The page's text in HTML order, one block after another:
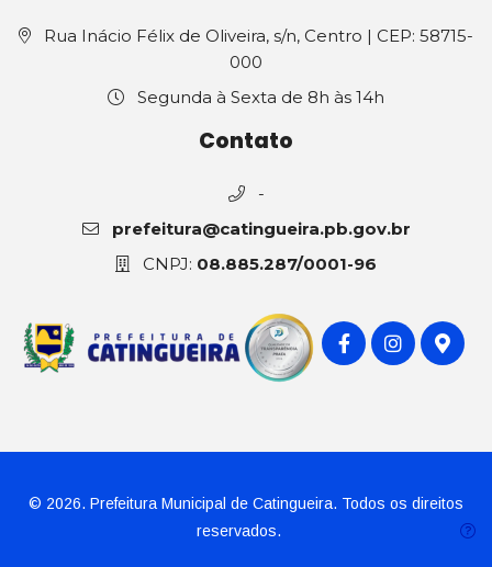
Rua Inácio Félix de Oliveira, s/n, Centro | CEP: 58715-
000
Segunda à Sexta de 8h às 14h
Contato
-
prefeitura@catingueira.pb.gov.br
CNPJ: 08.885.287/0001-96
© 2026. Prefeitura Municipal de Catingueira. Todos os direitos
reservados.